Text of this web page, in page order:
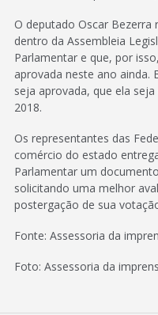
O deputado Oscar Bezerra
dentro da Assembleia
Parlamentar e que, por
aprovada neste ano ainda.
seja aprovada, que ela
2018.
Os representantes das
comércio do estado
Parlamentar um
solicitando uma melhor
postergação de sua
Fonte: Assessoria da
Foto: Assessoria da